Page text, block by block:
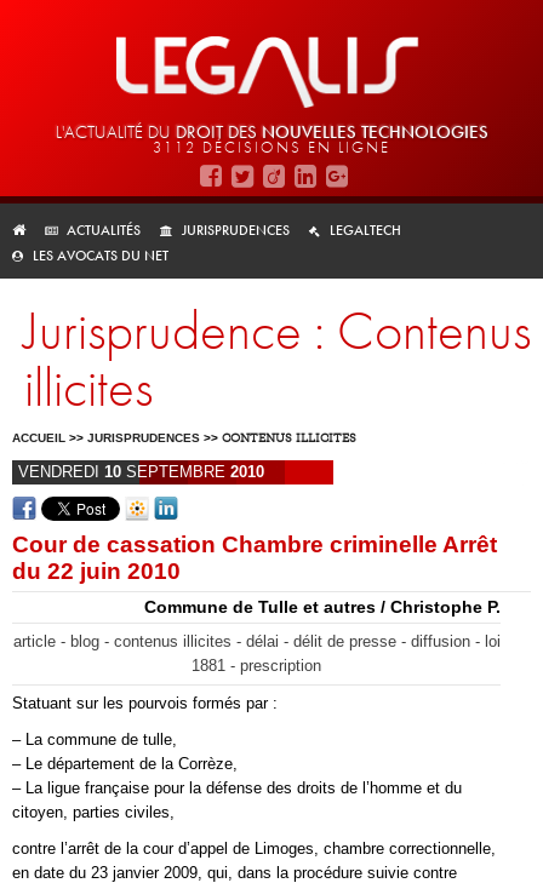
L'ACTUALITÉ DU DROIT DES NOUVELLES TECHNOLOGIES
3112 DÉCISIONS EN LIGNE
ACTUALITÉS JURISPRUDENCES
LEGALTECH
LES AVOCATS DU NET
Jurisprudence : Contenus
illicites
ACCUEIL >> JURISPRUDENCES >> CONTENUS ILLICITES
VENDREDI 10 SEPTEMBRE 2010
Cour de cassation Chambre criminelle Arrêt
du 22 juin 2010
Commune de Tulle et autres / Christophe P.
article - blog - contenus illicites - délai - délit de presse - diffusion - loi
1881 - prescription
Statuant sur les pourvois formés par :
– La commune de tulle,
– Le département de la Corrèze,
– La ligue française pour la défense des droits de l’homme et du
citoyen, parties civiles,
contre l’arrêt de la cour d’appel de Limoges, chambre correctionnelle,
en date du 23 janvier 2009, qui, dans la procédure suivie contre